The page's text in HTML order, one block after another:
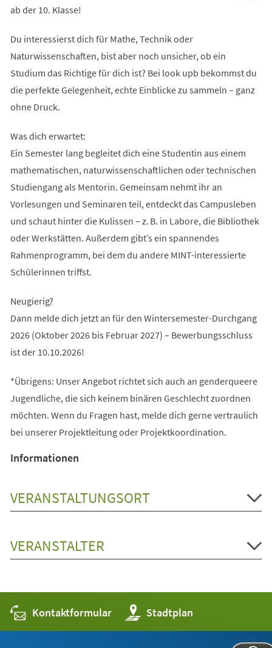
ab der 10. Klasse!
Du interessierst dich für Mathe, Technik oder
Naturwissenschaften, bist aber noch unsicher, ob ein
Studium das Richtige für dich ist? Bei look upb bekommst du
die perfekte Gelegenheit, echte Einblicke zu sammeln – ganz
ohne Druck.
Was dich erwartet:
Ein Semester lang begleitet dich eine Studentin aus einem
mathematischen, naturwissenschaftlichen oder technischen
Studiengang als Mentorin. Gemeinsam nehmt ihr an
Vorlesungen und Seminaren teil, entdeckt das Campusleben
und schaut hinter die Kulissen – z. B. in Labore, die Bibliothek
oder Werkstätten. Außerdem gibt’s ein spannendes
Rahmenprogramm, bei dem du andere MINT-interessierte
Schülerinnen triffst.
Neugierig?
Dann melde dich jetzt an für den Wintersemester-Durchgang
2026 (Oktober 2026 bis Februar 2027) – Bewerbungsschluss
ist der 10.10.2026!
*Übrigens: Unser Angebot richtet sich auch an genderqueere
Jugendliche, die sich keinem binären Geschlecht zuordnen
möchten. Wenn du Fragen hast, melde dich gerne vertraulich
bei unserer Projektleitung oder Projektkoordination.
Informationen
VERANSTALTUNGSORT
VERANSTALTER
Kontaktformular Stadtplan
(Öffnet
in
einem